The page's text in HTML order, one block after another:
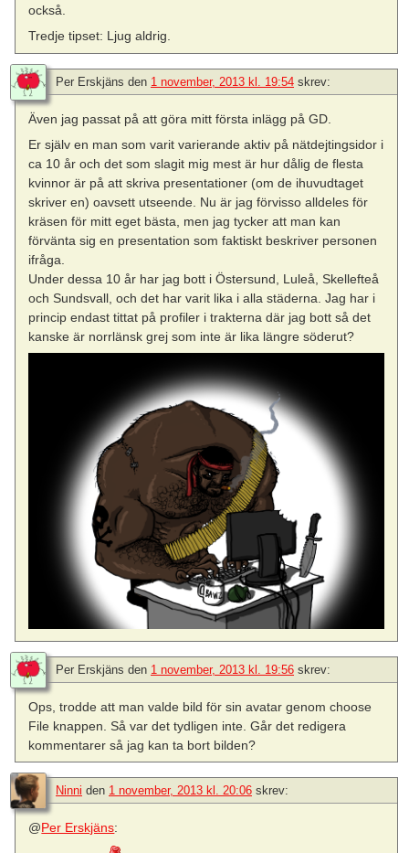
också.
Tredje tipset: Ljug aldrig.
Per Erskjäns den 1 november, 2013 kl. 19:54 skrev:
Även jag passat på att göra mitt första inlägg på GD.
Er själv en man som varit varierande aktiv på nätdejtingsidor i
ca 10 år och det som slagit mig mest är hur dålig de flesta
kvinnor är på att skriva presentationer (om de ihuvudtaget
skriver en) oavsett utseende. Nu är jag förvisso alldeles för
kräsen för mitt eget bästa, men jag tycker att man kan
förvänta sig en presentation som faktiskt beskriver personen
ifråga.
Under dessa 10 år har jag bott i Östersund, Luleå, Skellefteå
och Sundsvall, och det har varit lika i alla städerna. Jag har i
princip endast tittat på profiler i trakterna där jag bott så det
kanske är norrlänsk grej som inte är lika längre söderut?
Per Erskjäns den 1 november, 2013 kl. 19:56 skrev:
Ops, trodde att man valde bild för sin avatar genom choose
File knappen. Så var det tydligen inte. Går det redigera
kommentarer så jag kan ta bort bilden?
Ninni den 1 november, 2013 kl. 20:06 skrev:
@Per Erskjäns: